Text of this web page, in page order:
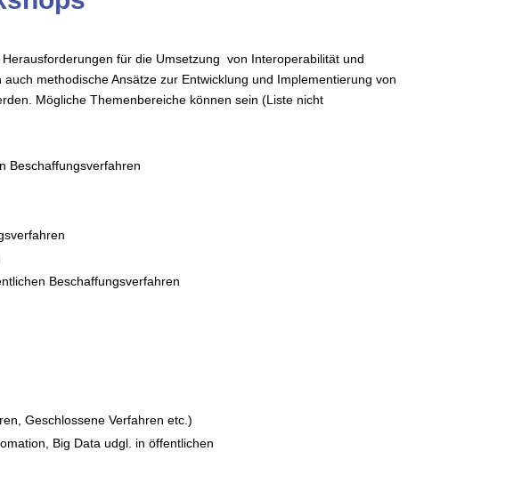
für die Umsetzung von Interoperabilität und
methodische Ansätze zur Entwicklung und Implementierung von
Mögliche Themenbereiche können sein (Liste nicht
Beschaffungsverfahren
Beschaffungsverfahren
Geschlossene Verfahren etc.)
Big Data udgl. in öffentlichen